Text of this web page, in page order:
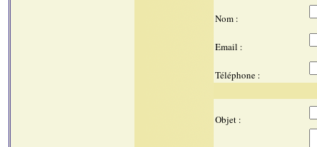
Nom :
Email :
Téléphone :
Objet :